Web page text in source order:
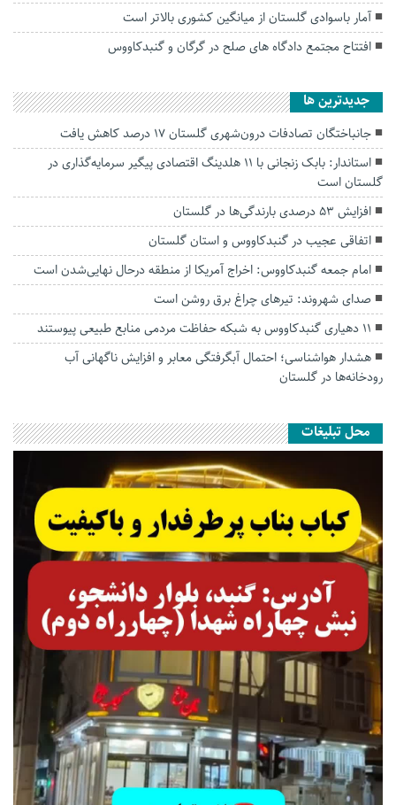
آمار باسوادی گلستان از میانگین کشوری بالاتر است
افتتاح مجتمع دادگاه های صلح در گرگان و گنبدکاووس
جديدترين ها
جانباختگان تصادفات درون‌شهری گلستان ۱۷ درصد کاهش یافت
استاندار: بابک زنجانی با ۱۱ هلدینگ اقتصادی پیگیر سرمایه‌گذاری در
گلستان است
افزایش ۵۳ درصدی بارندگی‌ها در گلستان
اتفاقی عجیب در‌ گنبدکاووس و استان گلستان
امام جمعه گنبدکاووس: اخراج آمریکا از منطقه درحال نهایی‌شدن است
صدای شهروند: تیرهای چراغ برق روشن است
۱۱ دهیاری گنبدکاووس به شبکه حفاظت مردمی منابع طبیعی پیوستند
هشدار هواشناسی؛ احتمال آبگرفتگی معابر و افزایش ناگهانی آب
رودخانه‌ها در گلستان
محل تبلیغات